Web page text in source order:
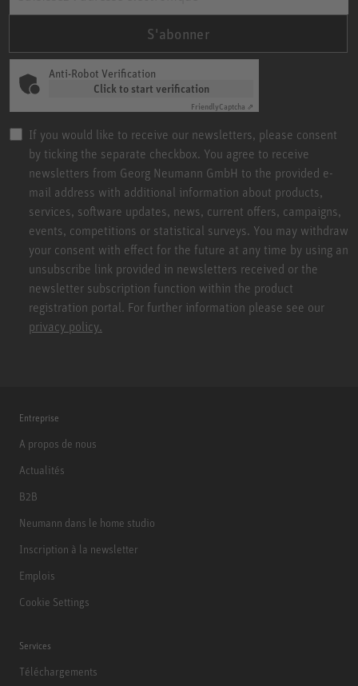
S'abonner
Anti-Robot Verification
Click to start verification
FriendlyCaptcha ⇗
If you would like to receive our newsletters, please consent
by ticking the separate checkbox. You agree to receive
newsletters from Georg Neumann GmbH to the provided e-
mail address with additional information about products,
services, software updates, news, current offers, campaigns,
events, competitions or statistical surveys. You may withdraw
your consent with effect for the future at any time by using an
unsubscribe link provided in newsletters received or the
newsletter subscription function within the product
registration portal. For further information please see our
privacy policy.
Entreprise
A propos de nous
Actualités
B2B
Neumann dans le home studio
Inscription à la newsletter
Emplois
Cookie Settings
Services
Téléchargements